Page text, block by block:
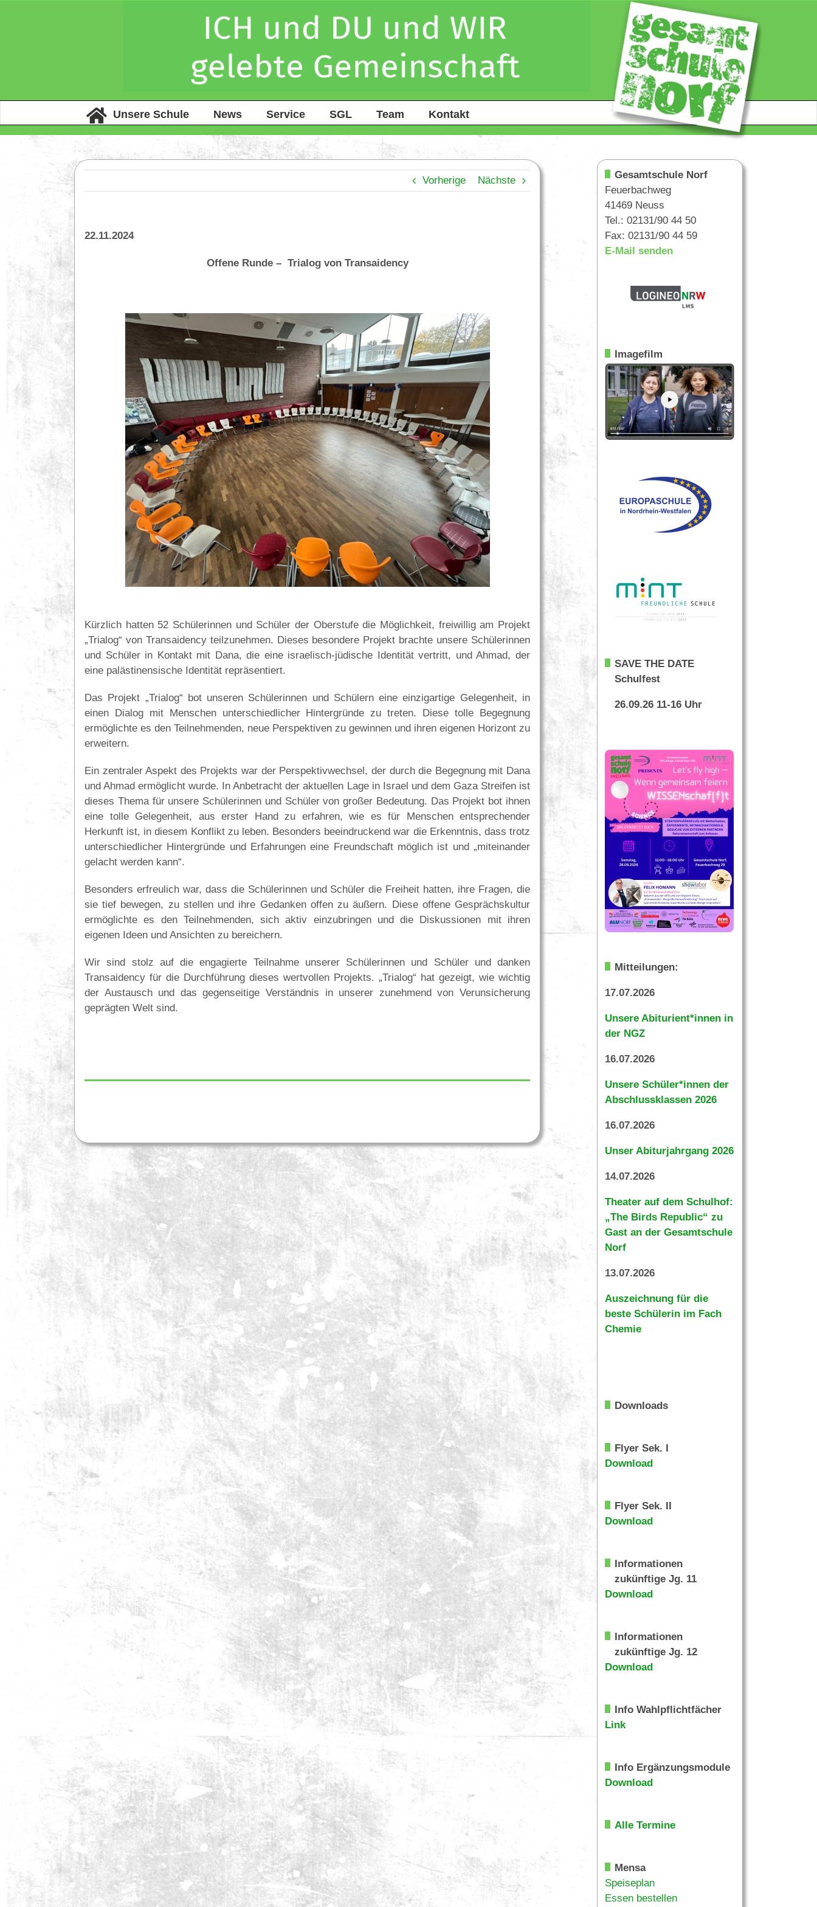
Unsere Schule News Service SGL Team Kontakt
Vorherige Nächste
22.11.2024
Offene Runde – Trialog von Transaidency
Kürzlich hatten 52 Schülerinnen und Schüler der Oberstufe die Möglichkeit, freiwillig am Projekt
„Trialog“ von Transaidency teilzunehmen. Dieses besondere Projekt brachte unsere Schülerinnen
und Schüler in Kontakt mit Dana, die eine israelisch-jüdische Identität vertritt, und Ahmad, der
eine palästinensische Identität repräsentiert.
Das Projekt „Trialog“ bot unseren Schülerinnen und Schülern eine einzigartige Gelegenheit, in
einen Dialog mit Menschen unterschiedlicher Hintergründe zu treten. Diese tolle Begegnung
ermöglichte es den Teilnehmenden, neue Perspektiven zu gewinnen und ihren eigenen Horizont zu
erweitern.
Ein zentraler Aspekt des Projekts war der Perspektivwechsel, der durch die Begegnung mit Dana
und Ahmad ermöglicht wurde. In Anbetracht der aktuellen Lage in Israel und dem Gaza Streifen ist
dieses Thema für unsere Schülerinnen und Schüler von großer Bedeutung. Das Projekt bot ihnen
eine tolle Gelegenheit, aus erster Hand zu erfahren, wie es für Menschen entsprechender
Herkunft ist, in diesem Konflikt zu leben. Besonders beeindruckend war die Erkenntnis, dass trotz
unterschiedlicher Hintergründe und Erfahrungen eine Freundschaft möglich ist und „miteinander
gelacht werden kann“.
Besonders erfreulich war, dass die Schülerinnen und Schüler die Freiheit hatten, ihre Fragen, die
sie tief bewegen, zu stellen und ihre Gedanken offen zu äußern. Diese offene Gesprächskultur
ermöglichte es den Teilnehmenden, sich aktiv einzubringen und die Diskussionen mit ihren
eigenen Ideen und Ansichten zu bereichern.
Wir sind stolz auf die engagierte Teilnahme unserer Schülerinnen und Schüler und danken
Transaidency für die Durchführung dieses wertvollen Projekts. „Trialog“ hat gezeigt, wie wichtig
der Austausch und das gegenseitige Verständnis in unserer zunehmend von Verunsicherung
geprägten Welt sind.
Gesamtschule Norf
Feuerbachweg
41469 Neuss
Tel.: 02131/90 44 50
Fax: 02131/90 44 59
E-Mail senden
Imagefilm
SAVE THE DATE
Schulfest
26.09.26 11-16 Uhr
Mitteilungen:
17.07.2026
Unsere Abiturient*innen in
der NGZ
16.07.2026
Unsere Schüler*innen der
Abschlussklassen 2026
16.07.2026
Unser Abiturjahrgang 2026
14.07.2026
Theater auf dem Schulhof:
„The Birds Republic“ zu
Gast an der Gesamtschule
Norf
13.07.2026
Auszeichnung für die
beste Schülerin im Fach
Chemie
Downloads
Flyer Sek. I
Download
Flyer Sek. II
Download
Informationen
zukünftige Jg. 11
Download
Informationen
zukünftige Jg. 12
Download
Info Wahlpflichtfächer
Link
Info Ergänzungsmodule
Download
Alle Termine
Mensa
Speiseplan
Essen bestellen